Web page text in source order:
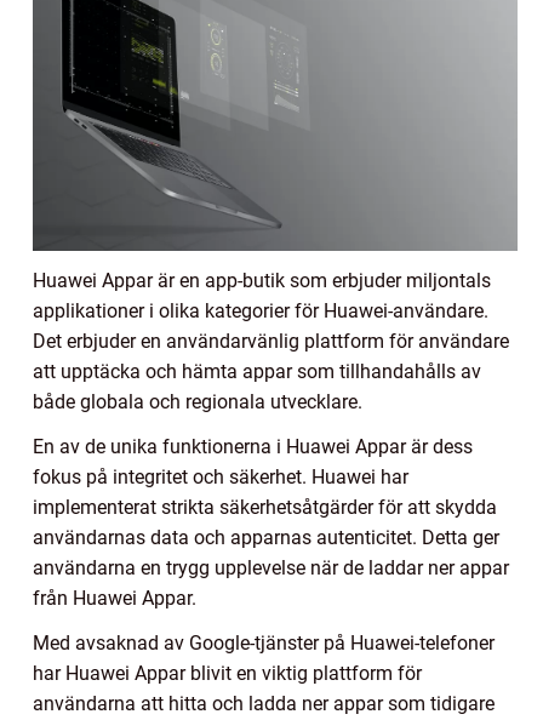
Huawei Appar är en app-butik som erbjuder miljontals
applikationer i olika kategorier för Huawei-användare.
Det erbjuder en användarvänlig plattform för användare
att upptäcka och hämta appar som tillhandahålls av
både globala och regionala utvecklare.
En av de unika funktionerna i Huawei Appar är dess
fokus på integritet och säkerhet. Huawei har
implementerat strikta säkerhetsåtgärder för att skydda
användarnas data och apparnas autenticitet. Detta ger
användarna en trygg upplevelse när de laddar ner appar
från Huawei Appar.
Med avsaknad av Google-tjänster på Huawei-telefoner
har Huawei Appar blivit en viktig plattform för
användarna att hitta och ladda ner appar som tidigare